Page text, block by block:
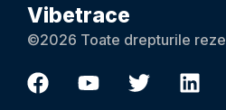
Vibetrace
©2026 Toate drepturile